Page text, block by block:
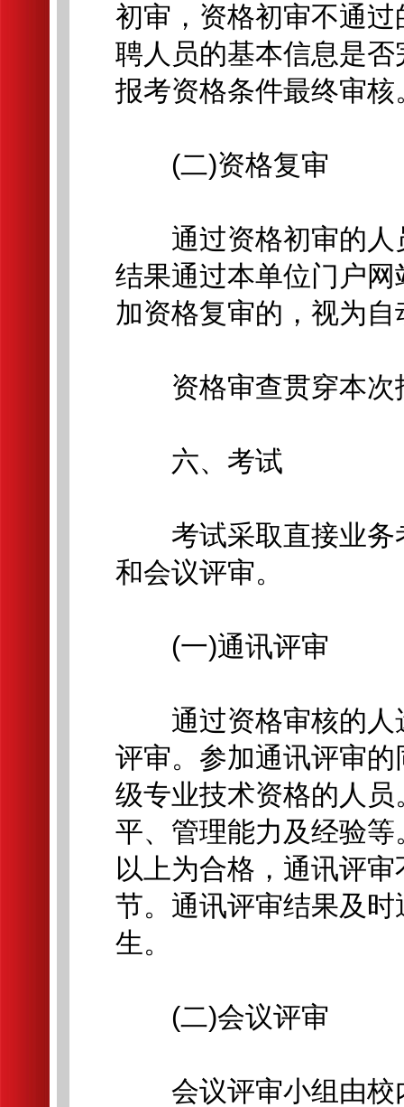
初审，资格初审不通
聘人员的基本信息是
报考资格条件最终审核
(二)资格复审
通过资格初审的人
结果通过本单位门户
加资格复审的，视为自
资格审查贯穿本次
六、考试
考试采取直接业务
和会议评审。
(一)通讯评审
通过资格审核的人
评审。参加通讯评审
级专业技术资格的人
平、管理能力及经验
以上为合格，通讯评
节。通讯评审结果及
生。
(二)会议评审
会议评审小组由校